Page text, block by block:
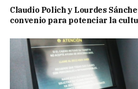
Claudio Polich y Lourdes
convenio para potenciar la